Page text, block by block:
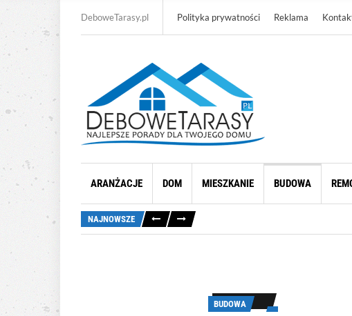
DeboweTarasy.pl Polityka prywatności Reklama
ARANŻACJE DOM MIESZKANIE BUDOWA
NAJNOWSZE
BUDOWA